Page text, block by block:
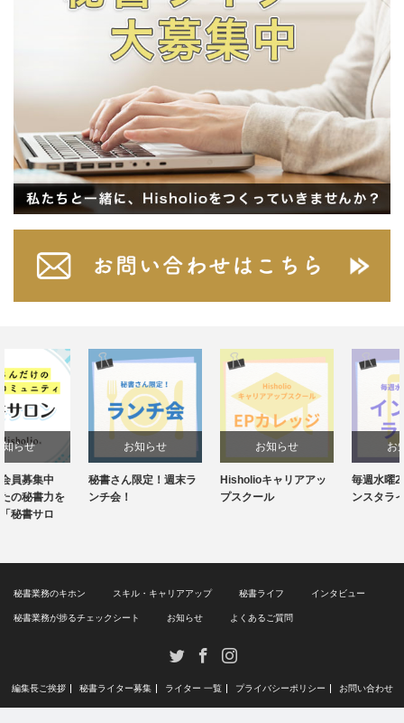
秘書さん限定！週末ラ
ンチ会！
Hisholioキャリアアッ
毎週水曜20:30～！イ
秘書業務のキホン スキル・キャリアアップ 秘書ライフ インタビュー
秘書業務が捗るチェックシート お知らせ よくあるご質問
TwitterFacebook
編集長ご挨拶 秘書ライター募集 ライター 一覧 プライバシーポリシー お問い合わせ